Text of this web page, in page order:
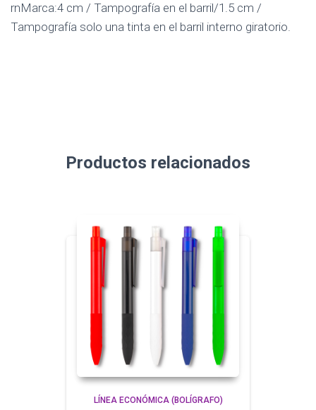
rnMarca:4 cm / Tampografía en el barril/1.5 cm /
Tampografía solo una tinta en el barril interno giratorio.
Productos relacionados
LÍNEA ECONÓMICA (BOLÍGRAFO)